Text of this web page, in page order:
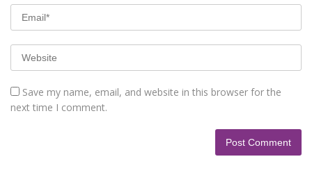
Save my name, email, and website in this browser for the
next time I comment.